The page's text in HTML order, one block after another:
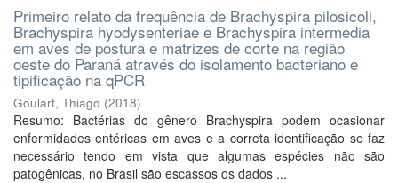
Primeiro relato da frequência de Brachyspira pilosicoli,
Brachyspira hyodysenteriae e Brachyspira intermedia
em aves de postura e matrizes de corte na região
oeste do Paraná através do isolamento bacteriano e
tipificação na qPCR
Goulart, Thiago (2018)
Resumo: Bactérias do gênero Brachyspira podem ocasionar
enfermidades entéricas em aves e a correta identificação se faz
necessário tendo em vista que algumas espécies não são
patogênicas, no Brasil são escassos os dados ...